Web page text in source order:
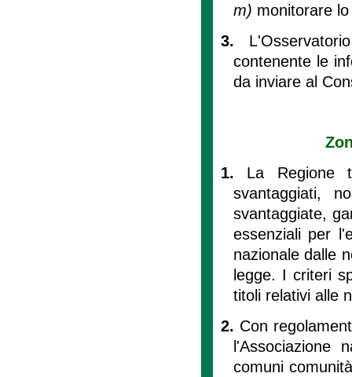
m) monitorare
3.
contenente le
da inviare al
1. La Regione
svantaggiati,
svantaggiate,
essenziali per
nazionale dalle
legge. I criteri
titoli relativi alle
2. Con
l'Associazione
comuni